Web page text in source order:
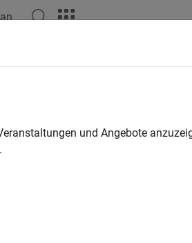
und Angebote
.